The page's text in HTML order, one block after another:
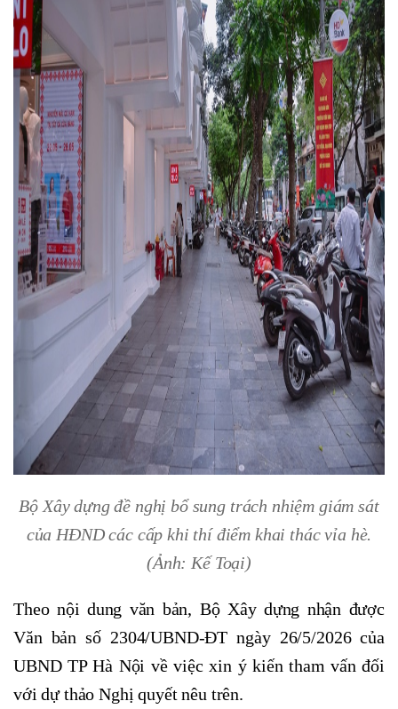
Bộ Xây dựng đề nghị bổ sung trách nhiệm giám sát
của HĐND các cấp khi thí điểm khai thác vỉa hè.
(Ảnh: Kế Toại)
Theo nội dung văn bản, Bộ Xây dựng nhận được
Văn bản số 2304/UBND-ĐT ngày 26/5/2026 của
UBND TP Hà Nội về việc xin ý kiến tham vấn đối
với dự thảo Nghị quyết nêu trên.